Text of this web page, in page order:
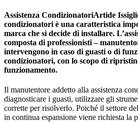
Assistenza CondizionatoriArtide
condizionatori è una caratteristica
marca che si decide di installare.
composta di professionisti –
intervengono in caso di guasti o di
condizionatori, con lo scopo di
funzionamento.
Il manutentore addetto alla assistenza
diagnosticare i guasti, utilizzare gli
corrette per risolverlo. Poiché il settore
in continua espansione viene richiesta la